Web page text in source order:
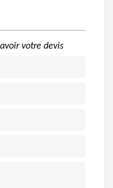
votre devis